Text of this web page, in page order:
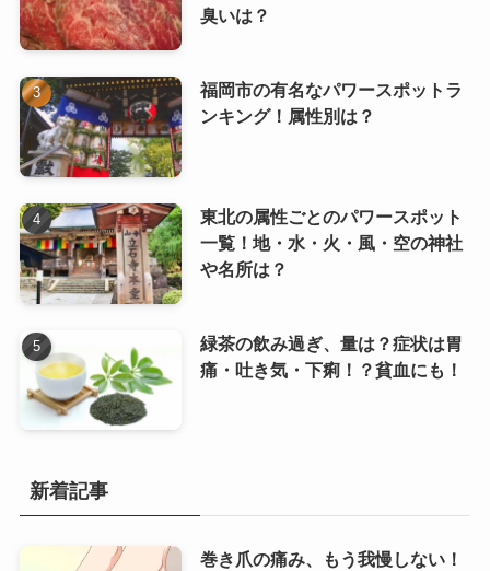
臭いは？
福岡市の有名なパワースポットラ
ンキング！属性別は？
東北の属性ごとのパワースポット
一覧！地・水・火・風・空の神社
や名所は？
緑茶の飲み過ぎ、量は？症状は胃
痛・吐き気・下痢！？貧血にも！
新着記事
巻き爪の痛み、もう我慢しない！